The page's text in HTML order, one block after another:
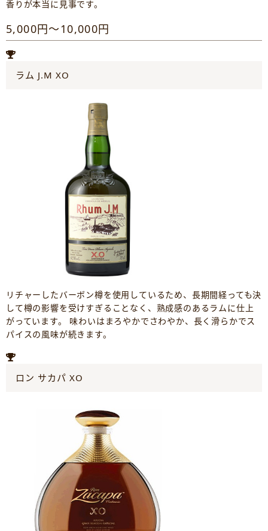
香りが本当に見事です。
5,000円～10,000円
ラム J.M XO
リチャーしたバーボン樽を使用しているため、長期間経っても決
して樽の影響を受けすぎることなく、熟成感のあるラムに仕上
がっています。 味わいはまろやかでさわやか、長く滑らかでス
パイスの風味が続きます。
ロン サカパ XO